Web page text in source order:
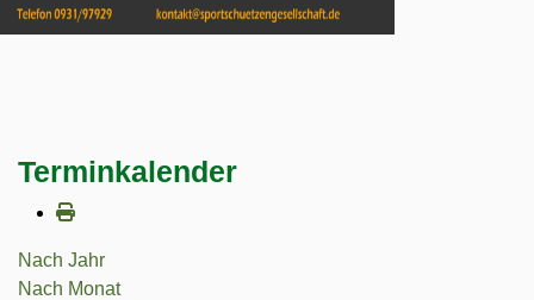
Terminkalender
Nach Jahr
Nach Monat